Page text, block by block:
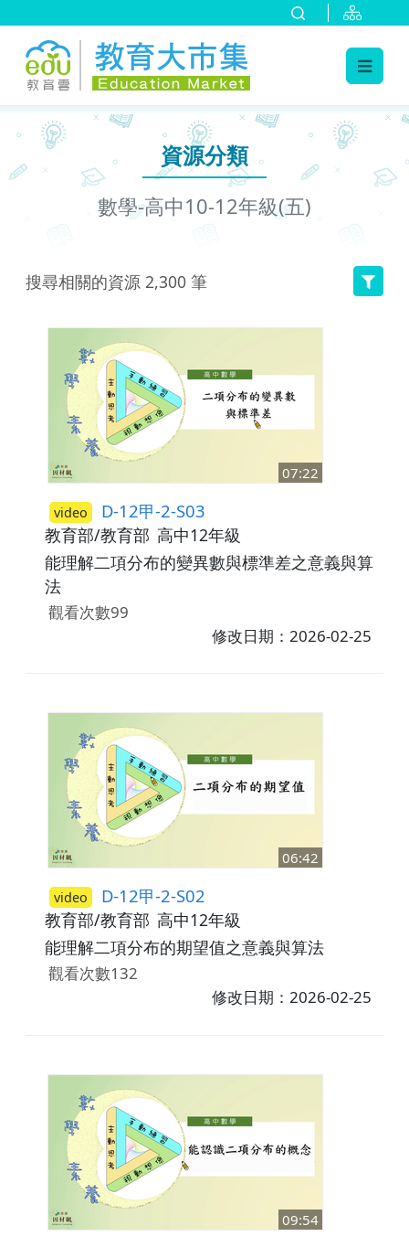
資源分類
數學-高中10-12年級(五)
搜尋相關的資源 2,300 筆
07:22
video D-12甲-2-S03
教育部/教育部 高中12年級
能理解二項分布的變異數與標準差之意義與算
法
觀看次數99
修改日期：2026-02-25
06:42
video D-12甲-2-S02
教育部/教育部 高中12年級
能理解二項分布的期望值之意義與算法
觀看次數132
修改日期：2026-02-25
09:54